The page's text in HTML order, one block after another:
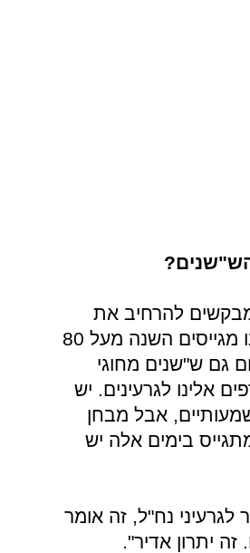
מבקשים להרחיב את
המגמה. מעשרים חבר'ה שגייסנו לפני ארבע שנים אנחנו מגייסים השנה מעל 80
היום גם ש"שנים מחוגי
אלינו לגרעינים. יש
אבל מבחן
בימים אלה יש
לגרעיני נח"ל, זה אומר
יתרון אדיר".